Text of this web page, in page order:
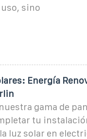
sino
Energía
gama de
tu
luz solar en